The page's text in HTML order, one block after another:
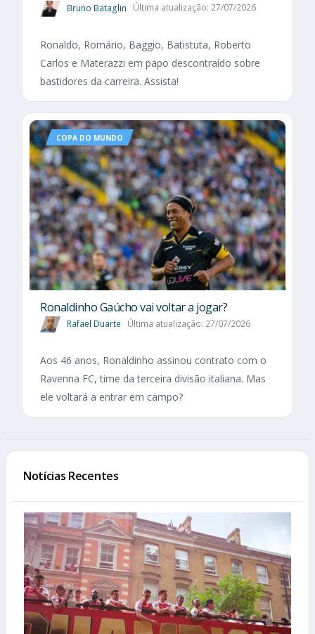
Bruno Bataglin Última atualização: 27/07/2026
Ronaldo, Romário, Baggio, Batistuta, Roberto
Carlos e Materazzi em papo descontraído sobre
bastidores da carreira. Assista!
COPA DO MUNDO
Ronaldinho Gaúcho vai voltar a jogar?
Rafael Duarte Última atualização: 27/07/2026
Aos 46 anos, Ronaldinho assinou contrato com o
Ravenna FC, time da terceira divisão italiana. Mas
ele voltará a entrar em campo?
Notícias Recentes